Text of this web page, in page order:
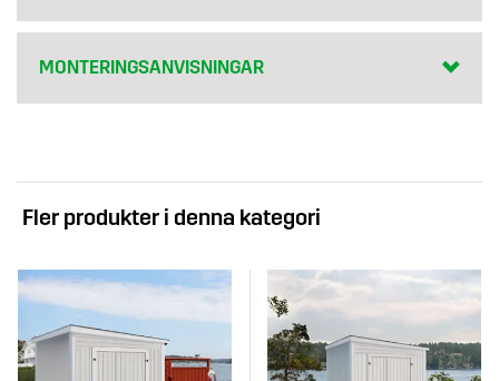
MONTERINGSANVISNINGAR
Fler produkter i denna kategori